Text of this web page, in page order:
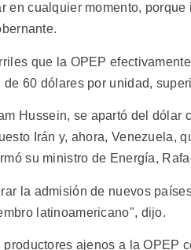
en cualquier momento,
que la OPEP
60 dólares por unidad,
Hussein, se apartó del dólar
Irán y, ahora, Venezuela,
su ministro de Energía,
la admisión de nuevos
latinoamericano", dijo.
ajenos a la OPEP